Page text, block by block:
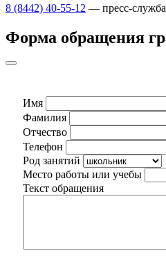
8 (8442) 40-55-12 — пресс-служба
Форма обращения
Имя
Фамилия
Отчество
Телефон
Род занятий
Место работы или учебы
Текст обращения